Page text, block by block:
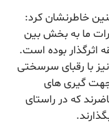
خاطرنشان کرد:
ما به بخش بین
اثرگذار بوده است.
با رقبای سرسختی
گیری های
که در راستای